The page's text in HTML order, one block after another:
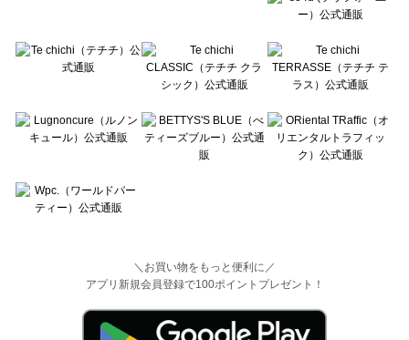
＼お買い物をもっと便利に／
アプリ新規会員登録で100ポイントプレゼント！